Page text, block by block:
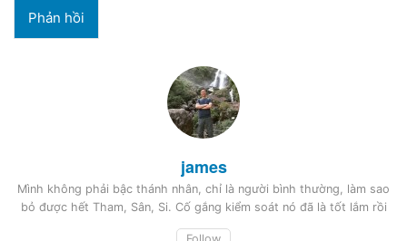
james
Mình không phải bậc thánh nhân, chỉ là người bình thường, làm sao
bỏ được hết Tham, Sân, Si. Cố gắng kiểm soát nó đã là tốt lắm rồi